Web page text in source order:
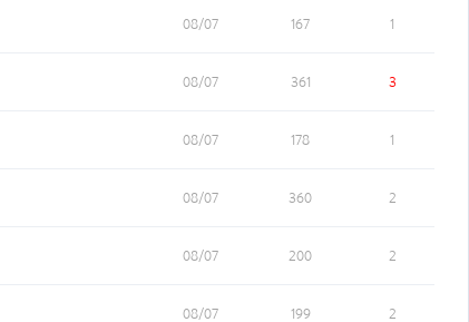
08/07 167 1
08/07 361 3
08/07 178 1
08/07 360 2
08/07 200 2
08/07 199 2